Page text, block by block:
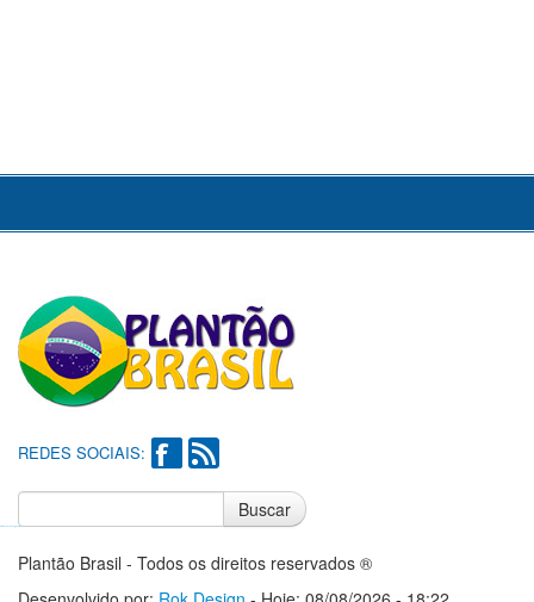
REDES SOCIAIS:
Buscar
Plantão Brasil - Todos os direitos reservados ®